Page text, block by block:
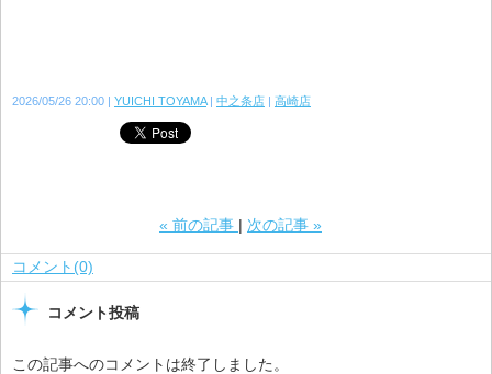
2026/05/26 20:00 YUICHI TOYAMA 中之条店 高崎店
« 前の記事 次の記事 »
コメント(0)
コメント投稿
この記事へのコメントは終了しました。